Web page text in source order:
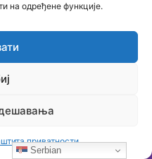
на одређене функције.
приватности
Serbian